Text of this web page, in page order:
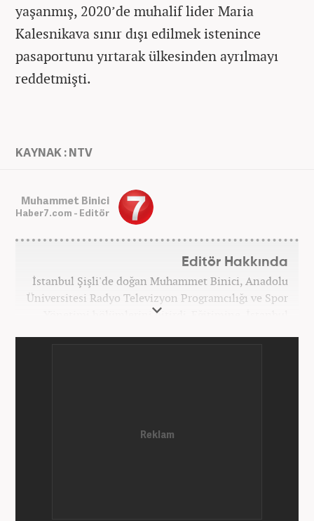
yaşanmış, 2020’de muhalif lider Maria
Kalesnikava sınır dışı edilmek istenince
pasaportunu yırtarak ülkesinden ayrılmayı
reddetmişti.
KAYNAK : NTV
Muhammet Binici
Haber7.com - Editör
Editör Hakkında
İstanbul Şişli'de doğan Muhammet Binici, Anadolu
Üniversitesi Radyo Televizyon Programcılığı ve Spor
Yönetimi bölümlerini bitirdi. Eğitimine, İstanbul
'Gündem Editörü' olarak görevine devam